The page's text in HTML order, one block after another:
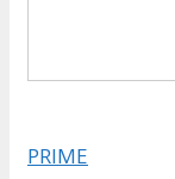
PRIME